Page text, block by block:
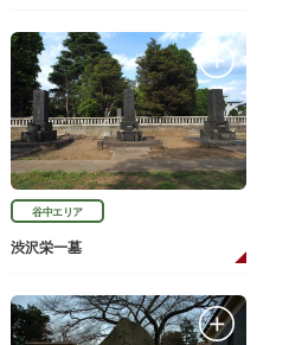
谷中エリア
渋沢栄一墓